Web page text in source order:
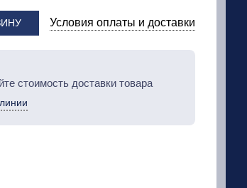
Условия оплаты и доставки
стоимость доставки товара